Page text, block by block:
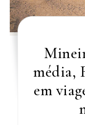
média,
em